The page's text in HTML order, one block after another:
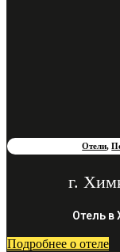
Отели,
г.
Отель в
Подробнее о отеле